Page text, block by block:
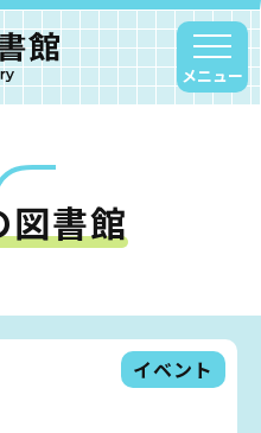
メニュー
図書館
イベント
について